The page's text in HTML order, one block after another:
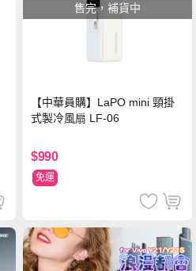
售完，補貨中
【中華員購】LaPO mini 頸掛
式製冷風扇 LF-06
$990
免運